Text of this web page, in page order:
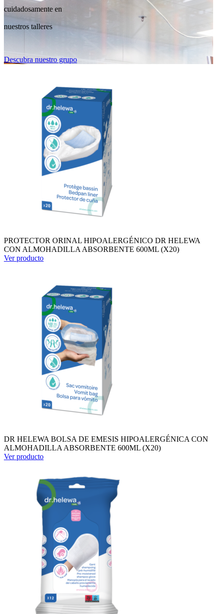
cuidadosamente en
nuestros talleres
Descubra nuestro grupo
PROTECTOR ORINAL HIPOALERGÉNICO DR HELEWA
CON ALMOHADILLA ABSORBENTE 600ML (X20)
Ver producto
DR HELEWA BOLSA DE EMESIS HIPOALERGÉNICA CON
ALMOHADILLA ABSORBENTE 600ML (X20)
Ver producto